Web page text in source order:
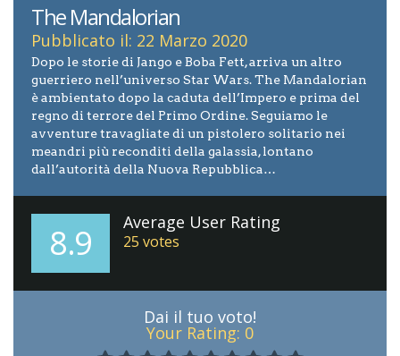
The Mandalorian
Pubblicato il: 22 Marzo 2020
Dopo le storie di Jango e Boba Fett, arriva un altro
guerriero nell’universo Star Wars. The Mandalorian
è ambientato dopo la caduta dell’Impero e prima del
regno di terrore del Primo Ordine. Seguiamo le
avventure travagliate di un pistolero solitario nei
meandri più reconditi della galassia, lontano
dall’autorità della Nuova Repubblica…
8.9 Average User Rating
25 votes
Dai il tuo voto!
Your Rating: 0